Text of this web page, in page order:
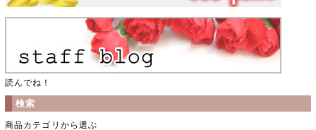
読んでね！
検索
商品カテゴリから選ぶ